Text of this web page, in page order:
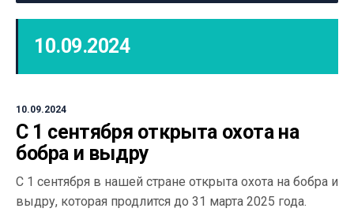
10.09.2024
10.09.2024
С 1 сентября открыта охота на
бобра и выдру
С 1 сентября в нашей стране открыта охота на бобра и
выдру, которая продлится до 31 марта 2025 года.